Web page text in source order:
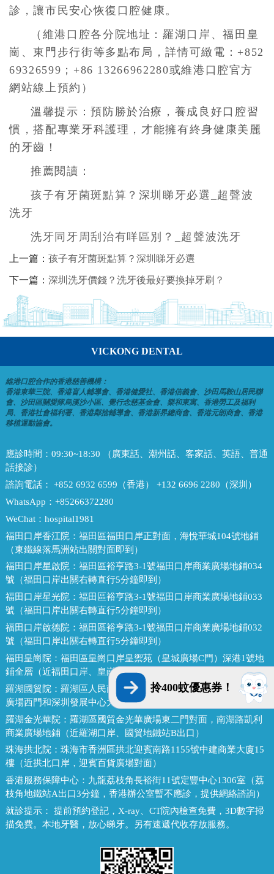
診，讓市民安心恢復口腔健康。
（維港口腔各分院地址：羅湖口岸、福田皇
崗、東門步行街等多點布局，詳情可緻電：+852
69326599；+86 13266962280或維港口腔官方
網站線上預約）
溫馨提示：預防勝於治療，養成良好口腔習
慣，搭配專業牙科護理，才能擁有終身健康美麗
的牙齒！
推薦閱讀：
孩子有牙菌斑點算？深圳睇牙必選_超聲波
洗牙
洗牙同牙周刮治有咩區別？_超聲波洗牙
上一篇： 孩子有牙菌斑點算？深圳睇牙必選
下一篇： 深圳洗牙價錢？洗牙後最好要換掉牙刷？
VICKONG DENTAL
維港口腔合作的香港慈善機構：
香港東華三院、香港盲人輔導會、香港健愛社、香港信義會、沙田馬鞍山居民聯
會、沙田區關愛隊烏溪沙小區、覺行念慈基金會、樂和東寓、香港勞工及福利
局、香港社會福利署、香港鄰捨輔導會、香港新界總商會、香港元朗商會、香港
移植運動協會。
應診時間： 09:30~18:30 （廣東話、潮州話、客家話、英語、普通
話接診）
諮詢電話： +852 6932 6599（香港） +132 6696 2280（深圳）
WhatsApp： +85266372280
WeChat： hospital1981
福田口岸香江院： 福田區福田口岸正對面，海悅華城104號地鋪
（東鐵線落馬洲站出關對面即到）
福田口岸星啟院： 福田區裕亨路3-1號福田口岸商業廣場地鋪034
號（福田口岸出關右轉直行5分鐘即到）
福田口岸星光院： 福田區裕亨路3-1號福田口岸商業廣場地鋪033
號（福田口岸出關右轉直行5分鐘即到）
福田口岸啟德院： 福田區裕亨路3-1號福田口岸商業廣場地鋪032
號（福田口岸出關右轉直行5分鐘即到）
福田皇崗院： 福田區皇崗口岸皇禦苑（皇城廣場C門）深港1號地
鋪全層（近福田口岸、皇崗口岸地鐵站E出口）
羅湖國貿院： 羅湖區人民南路熙龍大廈二樓(近羅湖口岸，金光華
廣場西門和深圳發展中心大廈對面，國貿地鐵站E出口）
羅湖金光華院： 羅湖區國貿金光華廣場東二門對面，南湖路凱利
商業廣場地鋪（近羅湖口岸、國貿地鐵站B出口）
珠海拱北院： 珠海市香洲區拱北迎賓南路1155號中建商業大廈15
樓（近拱北口岸，迎賓百貨廣場對面）
香港服務保障中心： 九龍荔枝角長裕街11號定豐中心1306室（荔
枝角地鐵站A出口3分鐘，香港辦公室暫不應診，提供網絡諮詢）
就診提示： 提前預約登記，X-ray、CT院內檢查免費，3D數字掃
描免費。本地牙醫，放心睇牙。另有速遞代收存放服務。
拎400蚊優惠券！